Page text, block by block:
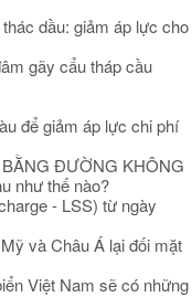
dầu: giảm áp lực cho
gãy cẩu tháp cầu
để giảm áp lực chi phí
ĐƯỜNG KHÔNG
như thế nào?
- LSS) từ ngày
và Châu Á lại đối mặt
Việt Nam sẽ có những